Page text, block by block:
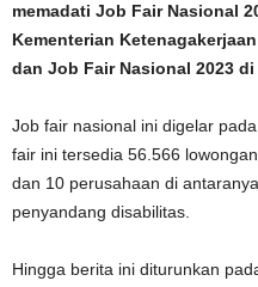
memadati Job Fair Nasional
Kementerian
dan Job Fair Nasional 2023
Job fair nasional ini digelar
fair ini tersedia 56.566
dan 10 perusahaan di
penyandang disabilitas.
Hingga berita ini diturunkan